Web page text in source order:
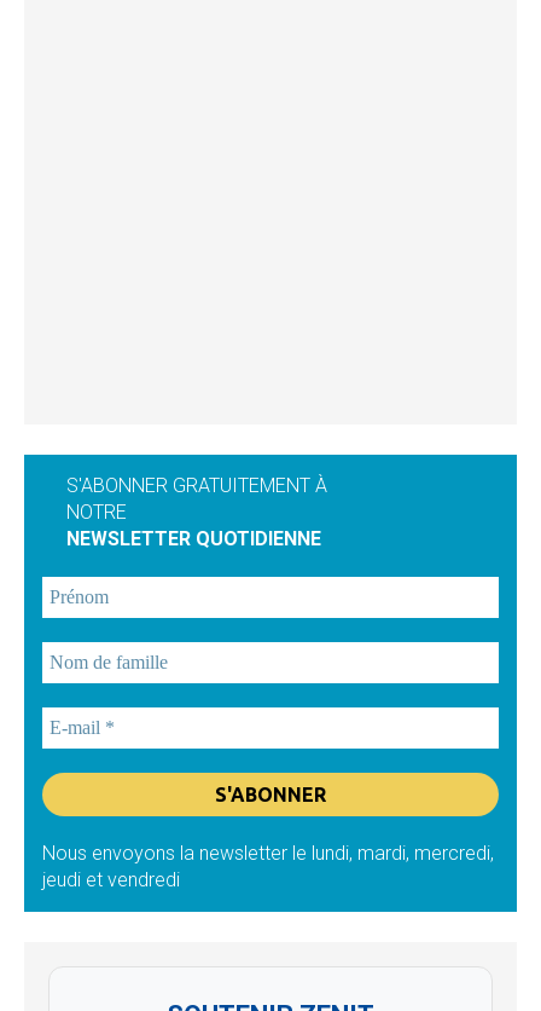
S'ABONNER GRATUITEMENT À
NOTRE
NEWSLETTER QUOTIDIENNE
Nous envoyons la newsletter le lundi, mardi, mercredi,
jeudi et vendredi